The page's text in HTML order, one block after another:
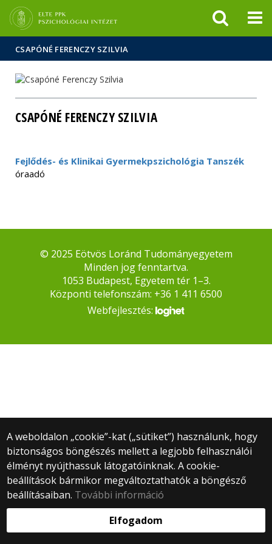
sajtóban
CSAPÓNÉ FERENCZY SZILVIA
CSAPÓNÉ FERENCZY SZILVIA
Fejlődés- és Klinikai Gyermekpszichológia Tanszék
óraadó
A weboldalon „cookie”-kat („sütiket”) használunk, hogy
biztonságos böngészés mellett a legjobb felhasználói
élményt nyújthassuk látogatóinknak. A cookie-
beállítások bármikor megváltoztathatók a böngésző
beállításaiban. További információ
Elfogadom
© 2025 Eötvös Loránd Tudományegyetem
Minden jog fenntartva.
1053 Budapest, Egyetem tér 1–3.
Központi telefonszám: +36 1 411 6500
Webfejlesztés: